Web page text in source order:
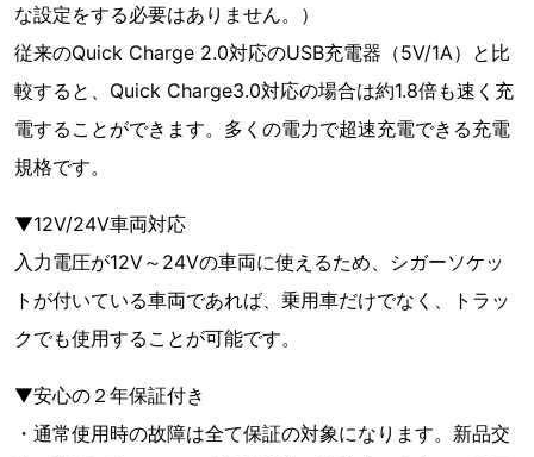
な設定をする必要はありません。）
従来のQuick Charge 2.0対応のUSB充電器（5V/1A）と比
較すると、Quick Charge3.0対応の場合は約1.8倍も速く充
電することができます。多くの電力で超速充電できる充電
規格です。
▼12V/24V車両対応
入力電圧が12V～24Vの車両に使えるため、シガーソケッ
トが付いている車両であれば、乗用車だけでなく、トラッ
クでも使用することが可能です。
▼安心の２年保証付き
・通常使用時の故障は全て保証の対象になります。新品交